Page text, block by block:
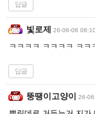
답글
빛로제 26-06-08 08:10
ㅋㅋㅋㅋ ㅋㅋㅋㅋ ㅋㅋ
답글
뚱땡이고양이 26-